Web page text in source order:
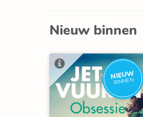
Nieuw binnen
NIEUW
BINNEN